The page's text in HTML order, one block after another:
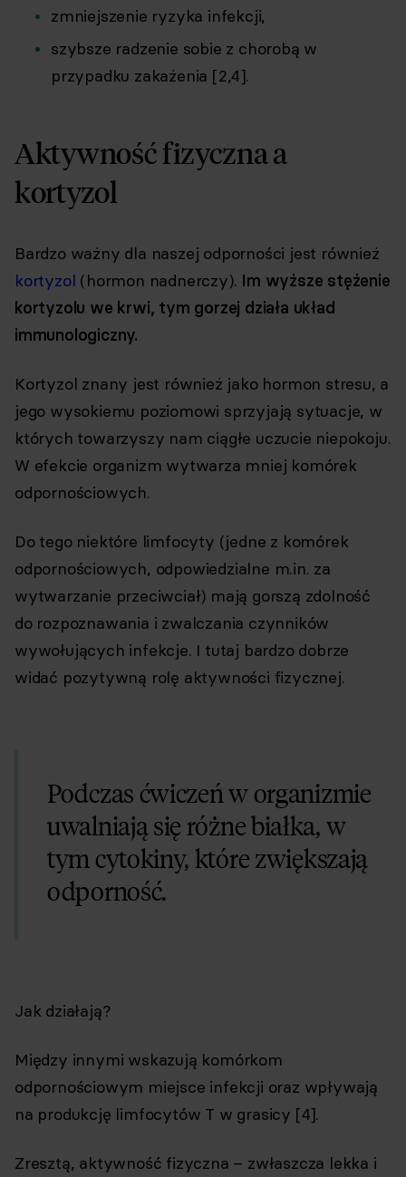
zmniejszenie ryzyka infekcji,
szybsze radzenie sobie z chorobą w
przypadku zakażenia [2,4].
Aktywność fizyczna a
kortyzol
Bardzo ważny dla naszej odporności jest również
kortyzol (hormon nadnerczy). Im wyższe stężenie
kortyzolu we krwi, tym gorzej działa układ
immunologiczny.
Kortyzol znany jest również jako hormon stresu, a
jego wysokiemu poziomowi sprzyjają sytuacje, w
których towarzyszy nam ciągłe uczucie niepokoju.
W efekcie organizm wytwarza mniej komórek
odpornościowych.
Do tego niektóre limfocyty (jedne z komórek
odpornościowych, odpowiedzialne m.in. za
wytwarzanie przeciwciał) mają gorszą zdolność
do rozpoznawania i zwalczania czynników
wywołujących infekcje. I tutaj bardzo dobrze
widać pozytywną rolę aktywności fizycznej.
Podczas ćwiczeń w organizmie
uwalniają się różne białka, w
tym cytokiny, które zwiększają
odporność.
Jak działają?
Między innymi wskazują komórkom
odpornościowym miejsce infekcji oraz wpływają
na produkcję limfocytów T w grasicy [4].
Zresztą, aktywność fizyczna – zwłaszcza lekka i